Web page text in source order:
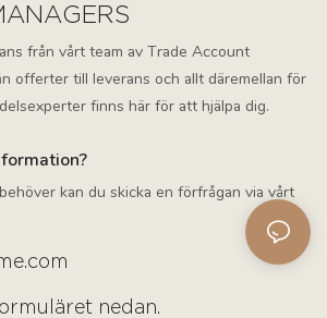
från vårt team av Trade Account
offerter till leverans och allt däremellan för
finns här för att hjälpa dig.
kan du skicka en förfrågan via vårt
nedan.